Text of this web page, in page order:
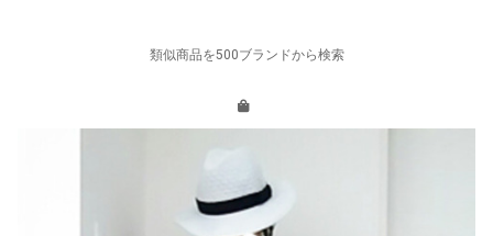
類似商品を500ブランドから検索